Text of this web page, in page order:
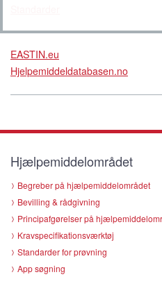
EASTIN.eu
Hjelpemiddeldatabasen.no
Hjælpemiddelområdet
Begreber på hjælpemiddelområdet
Bevilling & rådgivning
Principafgørelser på
Kravspecifikationsværktøj
Standarder for prøvning
App søgning